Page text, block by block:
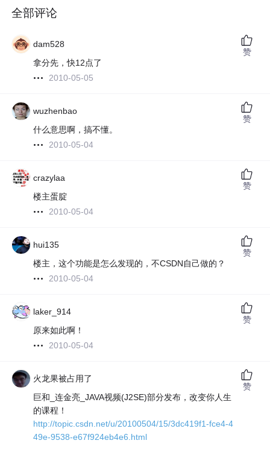
全部评论
dam528
拿分先，快12点了
2010-05-05
赞
wuzhenbao
什么意思啊，搞不懂。
2010-05-04
赞
crazylaa
楼主蛋腚
2010-05-04
赞
hui135
楼主，这个功能是怎么发现的，不CSDN自己做的？
2010-05-04
赞
laker_914
原来如此啊！
2010-05-04
赞
火龙果被占用了
巨和_连金亮_JAVA视频(J2SE)部分发布，改变你人生
的课程！
http://topic.csdn.net/u/20100504/15/3dc419f1-fce4-4
49e-9538-e67f924eb4e6.html
赞